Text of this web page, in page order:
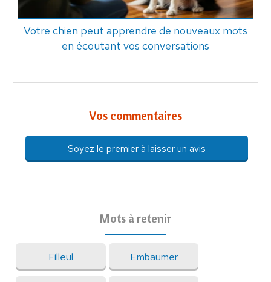
Votre chien peut apprendre de nouveaux mots
en écoutant vos conversations
Vos commentaires
Soyez le premier à laisser un avis
Mots à retenir
Filleul Embaumer